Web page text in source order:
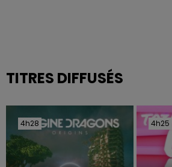
TITRES DIFFUSÉS
4h28
4h28 4h25
4h25